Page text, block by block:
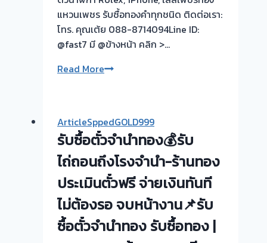
แหวนเพชร รับซื้อทองคำทุกชนิด ติดต่อเรา:
โทร. คุณเต้ย 088-8714094Line ID:
@fast7 มี @ข้างหน้า คลิก >…
Read Moreรับ
ทอง
💰
รับ
ไถ่ถอน
ถึง
โรง
จำนำ-
ร้าน
ArticleSppedGOLD999
รับซื้อตั๋วจำนำทอง💰รับ
ไถ่ถอนถึงโรงจำนำ-ร้านทอง
ประเมินตั๋วฟรี จ่ายเงินทันที
ไม่ต้องรอ จบหน้างาน📌รับ
ซื้อตั๋วจำนำทอง รับซื้อทอง |